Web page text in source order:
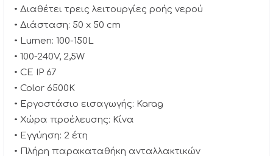
• Διαθέτει τρεις λειτουργίες ροής νερού
• Διάσταση: 50 x 50 cm
• Lumen: 100-150L
• 100-240V, 2,5W
• CE IP 67
• Color 6500K
• Εργοστάσιο εισαγωγής: Karag
• Χώρα προέλευσης: Κίνα
• Εγγύηση: 2 έτη
• Πλήρη παρακαταθήκη ανταλλακτικών